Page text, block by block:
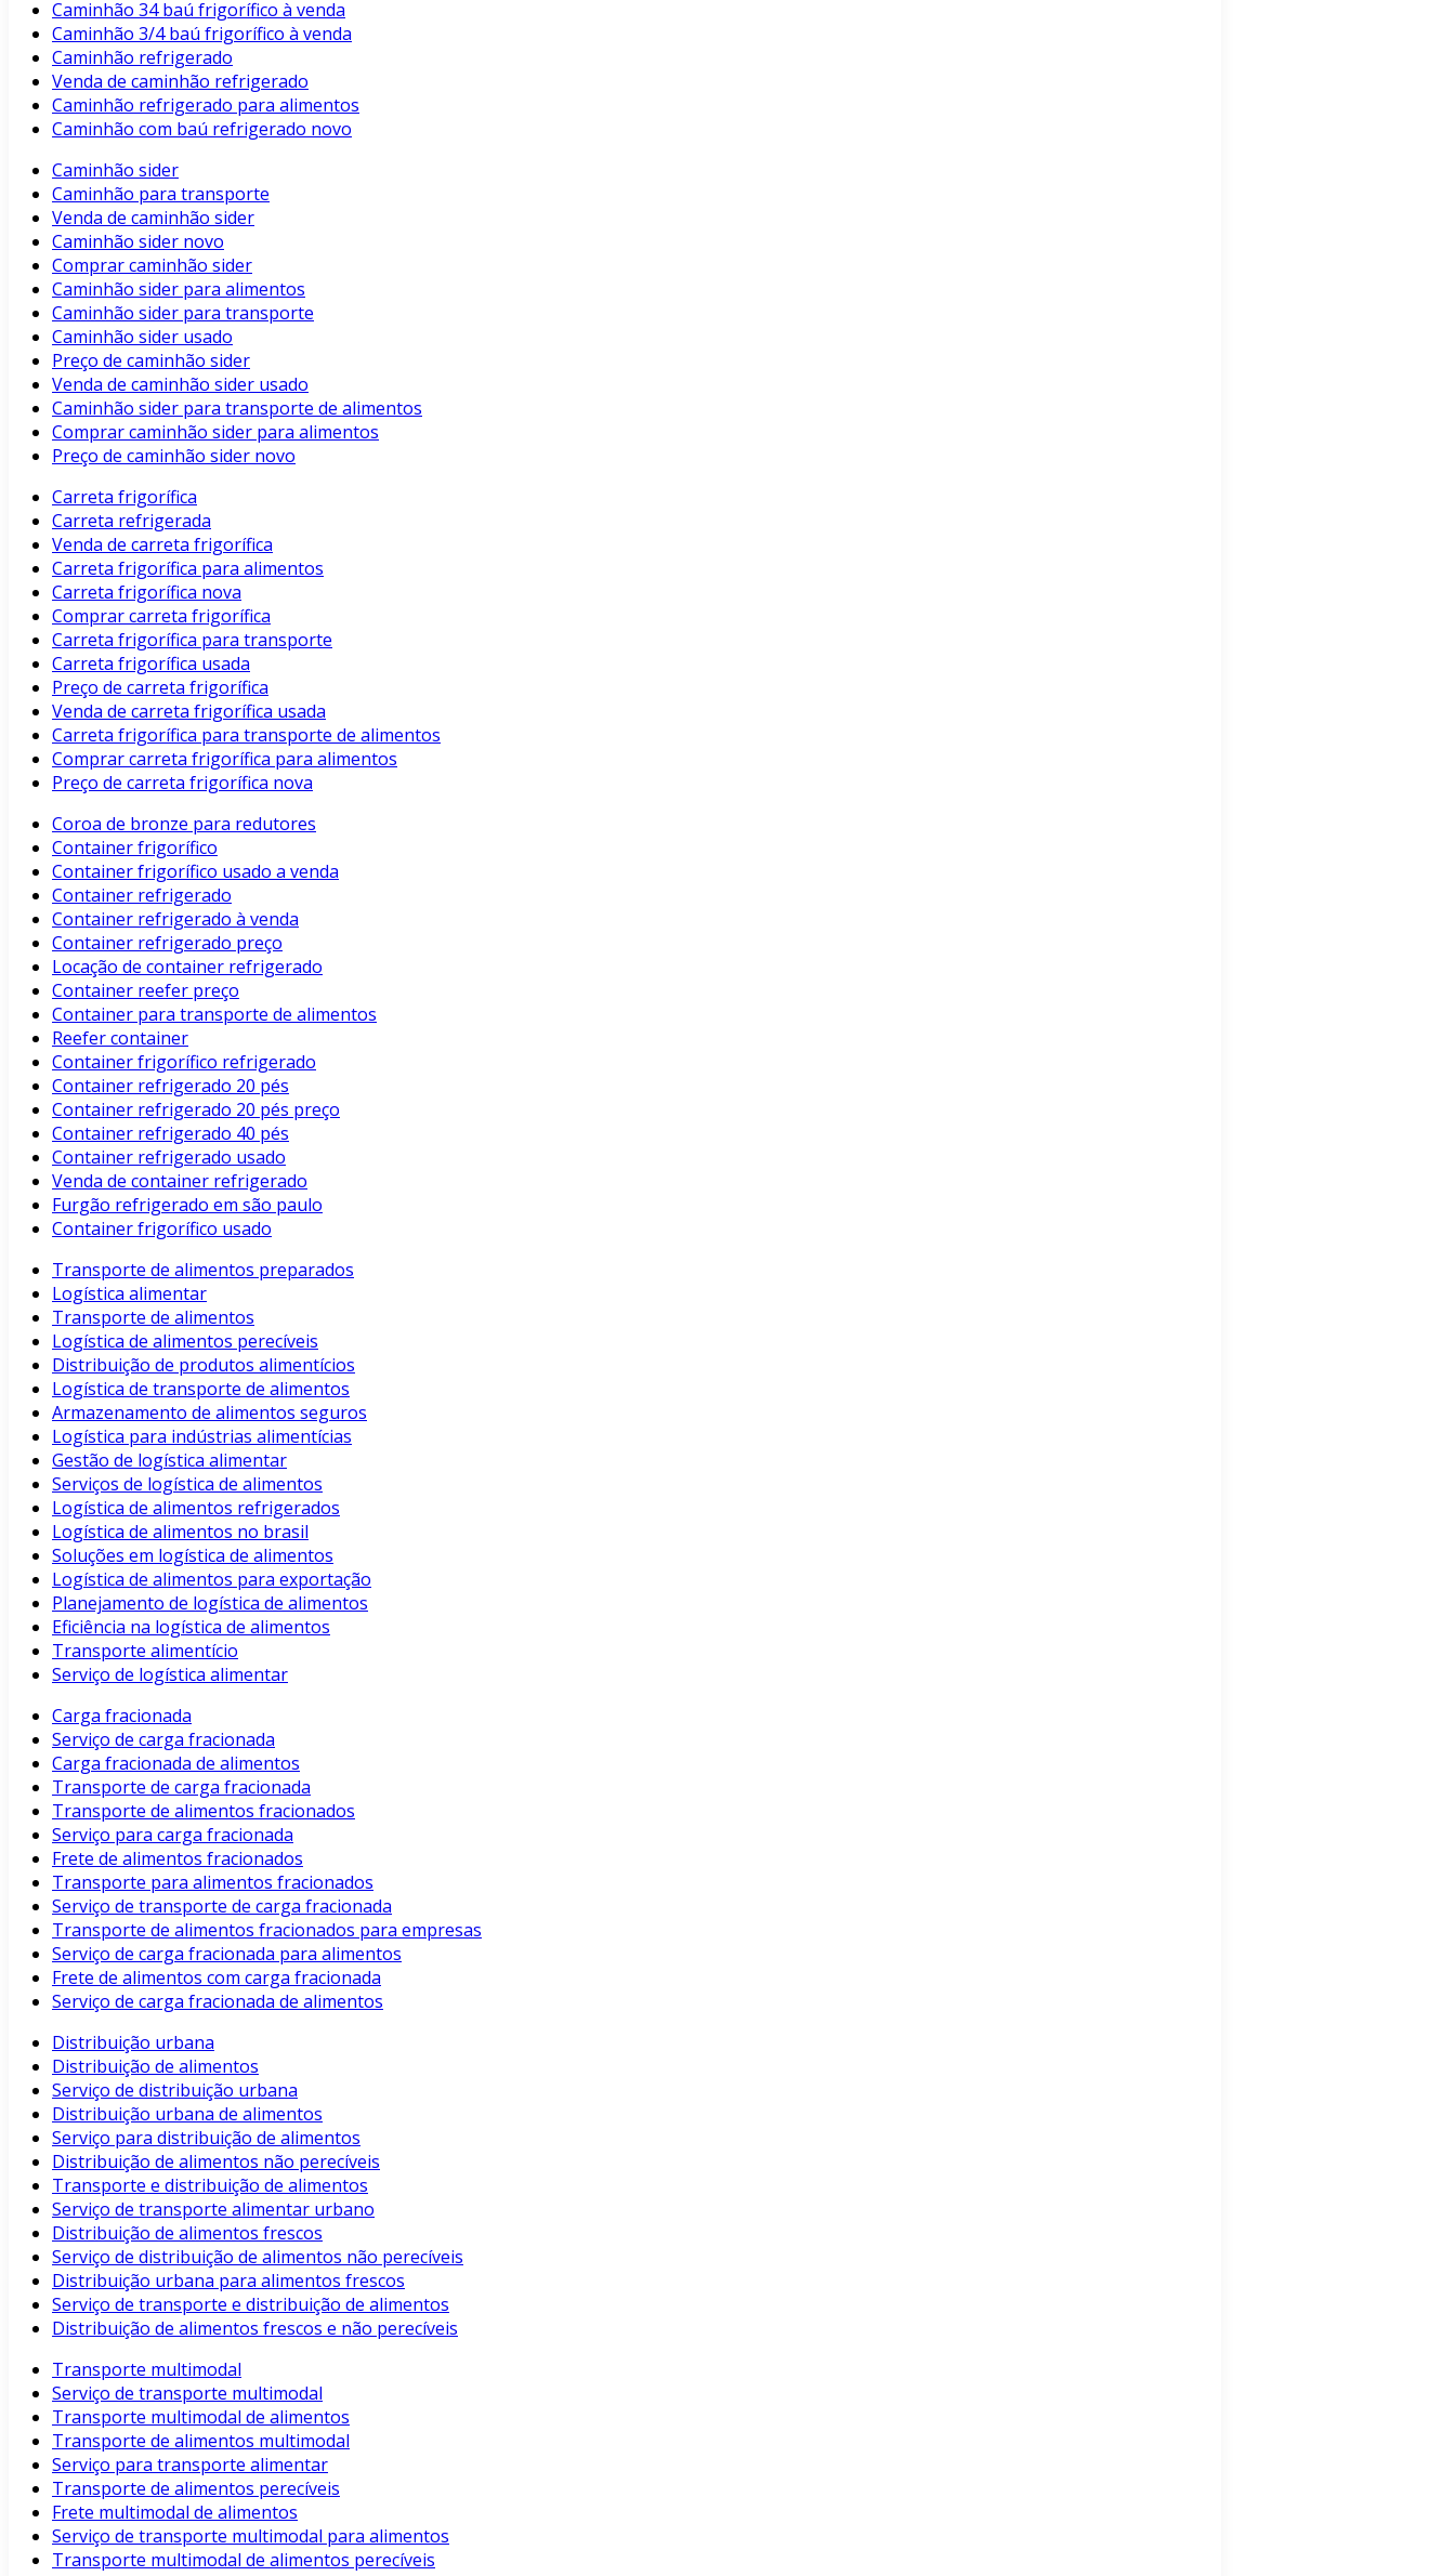
Caminhão 34 baú frigorífico à venda
Caminhão 3/4 baú frigorífico à venda
Caminhão refrigerado
Venda de caminhão refrigerado
Caminhão refrigerado para alimentos
Caminhão com baú refrigerado novo
Caminhão sider
Caminhão para transporte
Venda de caminhão sider
Caminhão sider novo
Comprar caminhão sider
Caminhão sider para alimentos
Caminhão sider para transporte
Caminhão sider usado
Preço de caminhão sider
Venda de caminhão sider usado
Caminhão sider para transporte de alimentos
Comprar caminhão sider para alimentos
Preço de caminhão sider novo
Carreta frigorífica
Carreta refrigerada
Venda de carreta frigorífica
Carreta frigorífica para alimentos
Carreta frigorífica nova
Comprar carreta frigorífica
Carreta frigorífica para transporte
Carreta frigorífica usada
Preço de carreta frigorífica
Venda de carreta frigorífica usada
Carreta frigorífica para transporte de alimentos
Comprar carreta frigorífica para alimentos
Preço de carreta frigorífica nova
Coroa de bronze para redutores
Container frigorífico
Container frigorífico usado a venda
Container refrigerado
Container refrigerado à venda
Container refrigerado preço
Locação de container refrigerado
Container reefer preço
Container para transporte de alimentos
Reefer container
Container frigorífico refrigerado
Container refrigerado 20 pés
Container refrigerado 20 pés preço
Container refrigerado 40 pés
Container refrigerado usado
Venda de container refrigerado
Furgão refrigerado em são paulo
Container frigorífico usado
Transporte de alimentos preparados
Logística alimentar
Transporte de alimentos
Logística de alimentos perecíveis
Distribuição de produtos alimentícios
Logística de transporte de alimentos
Armazenamento de alimentos seguros
Logística para indústrias alimentícias
Gestão de logística alimentar
Serviços de logística de alimentos
Logística de alimentos refrigerados
Logística de alimentos no brasil
Soluções em logística de alimentos
Logística de alimentos para exportação
Planejamento de logística de alimentos
Eficiência na logística de alimentos
Transporte alimentício
Serviço de logística alimentar
Carga fracionada
Serviço de carga fracionada
Carga fracionada de alimentos
Transporte de carga fracionada
Transporte de alimentos fracionados
Serviço para carga fracionada
Frete de alimentos fracionados
Transporte para alimentos fracionados
Serviço de transporte de carga fracionada
Transporte de alimentos fracionados para empresas
Serviço de carga fracionada para alimentos
Frete de alimentos com carga fracionada
Serviço de carga fracionada de alimentos
Distribuição urbana
Distribuição de alimentos
Serviço de distribuição urbana
Distribuição urbana de alimentos
Serviço para distribuição de alimentos
Distribuição de alimentos não perecíveis
Transporte e distribuição de alimentos
Serviço de transporte alimentar urbano
Distribuição de alimentos frescos
Serviço de distribuição de alimentos não perecíveis
Distribuição urbana para alimentos frescos
Serviço de transporte e distribuição de alimentos
Distribuição de alimentos frescos e não perecíveis
Transporte multimodal
Serviço de transporte multimodal
Transporte multimodal de alimentos
Transporte de alimentos multimodal
Serviço para transporte alimentar
Transporte de alimentos perecíveis
Frete multimodal de alimentos
Serviço de transporte multimodal para alimentos
Transporte multimodal de alimentos perecíveis